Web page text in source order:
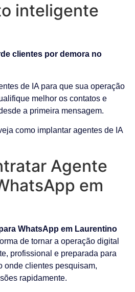
inteligente
clientes por demora no
de IA para que sua operação
melhor os contatos e
a primeira mensagem.
como implantar agentes de IA
Agente
em
WhatsApp em Laurentino
de tornar a operação digital
profissional e preparada para
onde clientes pesquisam,
rapidamente.